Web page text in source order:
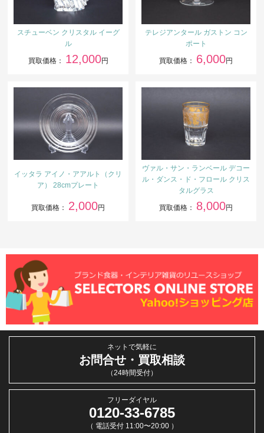
スチューベン クリスタル イーグ
ル
買取価格： 12,000円
テレジアンタール ガストン コン
ポート
買取価格： 6,000円
イッタラ アイノ・アアルト（クリ
ア） 28cmプレート
買取価格： 2,000円
ヴァル・サン・ランベール デコー
ル・ダンス・ド・フロール クリス
タルグラス
買取価格： 8,000円
ネットで気軽に
お問合せ・買取相談
（24時間受付）
フリーダイヤル
0120-33-6785
（ 電話受付 11:00〜20:00 ）